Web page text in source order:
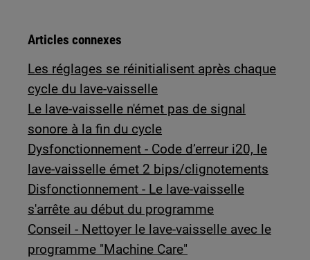
Articles connexes
Les réglages se réinitialisent après chaque
cycle du lave-vaisselle
Le lave-vaisselle n'émet pas de signal
sonore à la fin du cycle
Dysfonctionnement - Code d’erreur i20, le
lave-vaisselle émet 2 bips/clignotements
Disfonctionnement - Le lave-vaisselle
s'arrête au début du programme
Conseil - Nettoyer le lave-vaisselle avec le
programme "Machine Care"